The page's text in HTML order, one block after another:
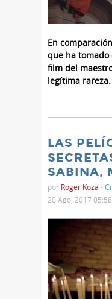
En
que ha tomado
film del
legítima rareza.
LAS
SABINA,
por Roger Koza -
20 Ago, 2017